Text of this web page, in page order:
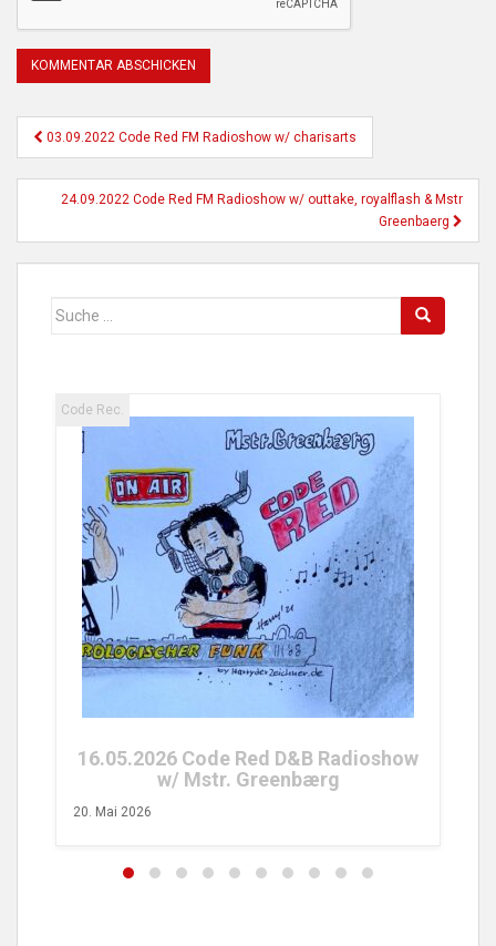
Beitragsnavigation
03.09.2022 Code Red FM Radioshow w/ charisarts
24.09.2022 Code Red FM Radioshow w/ outtake, royalflash & Mstr
Greenbaerg
Suche
16.05.2026 Code Red D&B Radioshow
w/ Mstr. Greenbærg
20. Mai 2026
Code Rec.